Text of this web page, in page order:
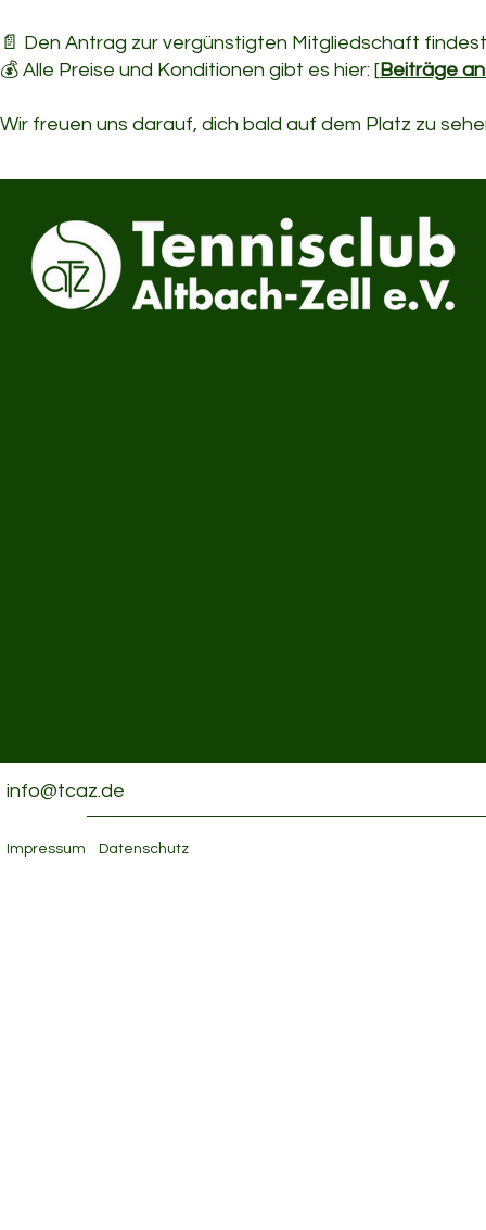
📄 Den Antrag zur vergünstigten Mitgliedschaft
💰 Alle Preise und Konditionen gibt es hier: [Beiträge
Wir freuen uns darauf, dich bald auf dem Platz zu
info@tcaz.de
Impressum Datenschutz